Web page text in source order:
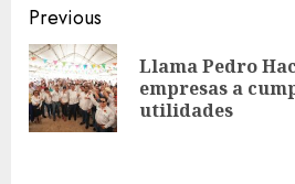
Previous
Llama Pedro
empresas a
utilidades